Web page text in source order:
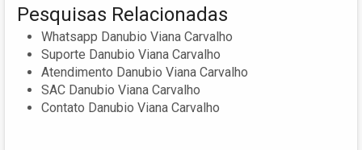
Pesquisas Relacionadas
Whatsapp Danubio Viana Carvalho
Suporte Danubio Viana Carvalho
Atendimento Danubio Viana Carvalho
SAC Danubio Viana Carvalho
Contato Danubio Viana Carvalho